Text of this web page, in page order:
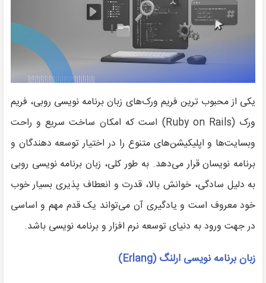
یکی از محبوب ترین فریم ورک‌های زبان برنامه نویسی روبی، فریم
ورک (Ruby on Rails) است که امکان ساخت سریع و راحت
وبسایت‌ها و اپلیکیشن‌های متنوع را در اختیار توسعه دهندگان و
برنامه نویسان قرار می‌دهد. به طور کلی، زبان برنامه نویسی روبی
به دلیل سادگی، خوانش بالا، قدرت و انعطاف پذیری بسیار خوب
خود معروف است و یادگیری آن می‌تواند یک قدم مهم و اساسی
در جهت ورود به دنیای توسعه نرم افزار و برنامه نویسی باشد.
زبان برنامه نویسی ارلنگ (Erlang
)